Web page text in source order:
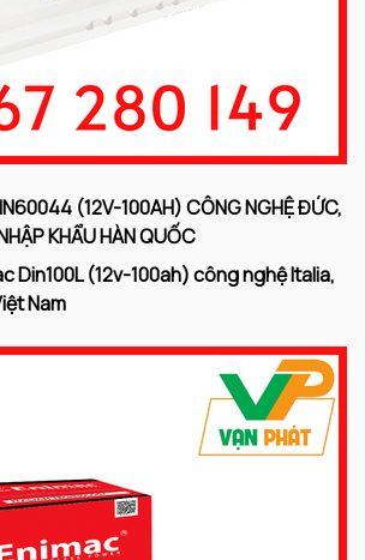
(12V-100AH) CÔNG NGHỆ ĐỨC,
KHẨU HÀN QUỐC
Din100L (12v-100ah) công nghệ Italia,
Nam